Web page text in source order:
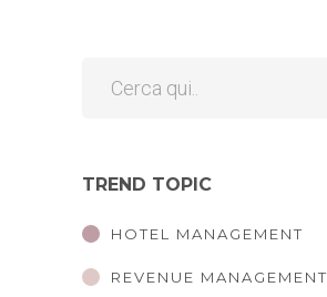
TREND TOPIC
HOTEL MANAGEMENT
REVENUE MANAGEMENT